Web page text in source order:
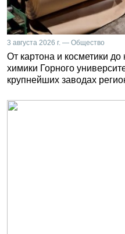
3 августа 2026 г. — Общество
От картона и косметики
химики Горного
крупнейших заводах